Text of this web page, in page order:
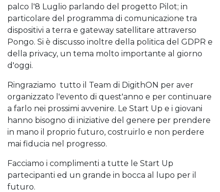
palco l'8 Luglio parlando del progetto Pilot; in
particolare del programma di comunicazione tra
dispositivi a terra e gateway satellitare attraverso
Pongo. Si è discusso inoltre della politica del GDPR e
della privacy, un tema molto importante al giorno
d'oggi.
Ringraziamo tutto il Team di DigithON per aver
organizzato l'evento di quest'anno e per continuare
a farlo nei prossimi avvenire. Le Start Up e i giovani
hanno bisogno di iniziative del genere per prendere
in mano il proprio futuro, costruirlo e non perdere
mai fiducia nel progresso.
Facciamo i complimenti a tutte le Start Up
partecipanti ed un grande in bocca al lupo per il
futuro.